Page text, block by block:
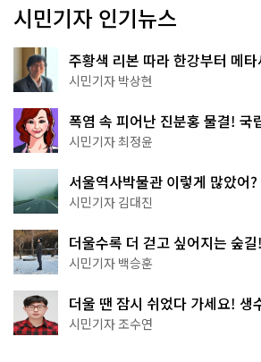
시민기자 인기뉴스
주황색 리본 따라 한강부터 메
서울둘레길 15코스
시민기자 박상현
폭염 속 피어난 진분홍 물결! 국
무 명소
시민기자 최정윤
서울역사박물관 이렇게 많았어
나는 역사 산책
시민기자 김대진
더울수록 더 걷고 싶어지는 숲
코스'
시민기자 백승훈
더울 땐 잠시 쉬었다 가세요! 생
·무더위쉼터까지
시민기자 조수연